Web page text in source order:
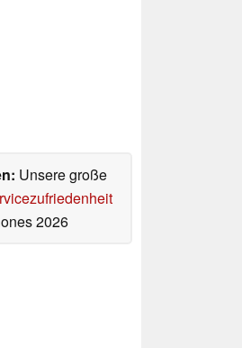
Unsere große
2026